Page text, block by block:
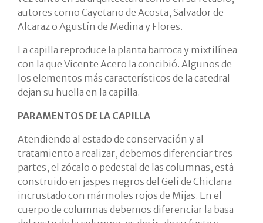
autores como Cayetano de Acosta, Salvador de
Alcaraz o Agustín de Medina y Flores.
La capilla reproduce la planta barroca y mixtilínea
con la que Vicente Acero la concibió. Algunos de
los elementos más característicos de la catedral
dejan su huella en la capilla.
PARAMENTOS DE LA CAPILLA
Atendiendo al estado de conservación y al
tratamiento a realizar, debemos diferenciar tres
partes, el zócalo o pedestal de las columnas, está
construido en jaspes negros del Gelí de Chiclana
incrustado con mármoles rojos de Mijas. En el
cuerpo de columnas debemos diferenciar la basa